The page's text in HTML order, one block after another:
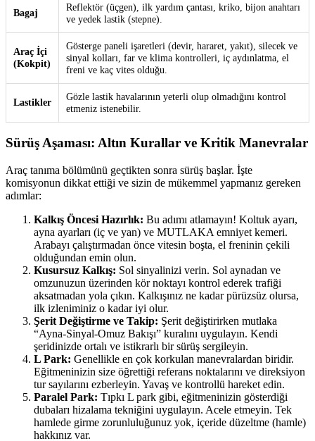
Bagaj
Reflektör (üçgen), ilk yardım çantası, kriko, bijon anahtarı
ve yedek lastik (stepne).
Araç İçi
(Kokpit)
Gösterge paneli işaretleri (devir, hararet, yakıt), silecek ve
sinyal kolları, far ve klima kontrolleri, iç aydınlatma, el
freni ve kaç vites olduğu.
Lastikler
Gözle lastik havalarının yeterli olup olmadığını kontrol
etmeniz istenebilir.
Sürüş Aşaması: Altın Kurallar ve Kritik Manevralar
Araç tanıma bölümünü geçtikten sonra sürüş başlar. İşte
komisyonun dikkat ettiği ve sizin de mükemmel yapmanız gereken
adımlar:
Kalkış Öncesi Hazırlık: Bu adımı atlamayın! Koltuk ayarı,
ayna ayarları (iç ve yan) ve MUTLAKA emniyet kemeri.
Arabayı çalıştırmadan önce vitesin boşta, el freninin çekili
olduğundan emin olun.
Kusursuz Kalkış: Sol sinyalinizi verin. Sol aynadan ve
omzunuzun üzerinden kör noktayı kontrol ederek trafiği
aksatmadan yola çıkın. Kalkışınız ne kadar pürüzsüz olursa,
ilk izleniminiz o kadar iyi olur.
Şerit Değiştirme ve Takip: Şerit değiştirirken mutlaka
“Ayna-Sinyal-Omuz Bakışı” kuralını uygulayın. Kendi
şeridinizde ortalı ve istikrarlı bir sürüş sergileyin.
L Park: Genellikle en çok korkulan manevralardan biridir.
Eğitmeninizin size öğrettiği referans noktalarını ve direksiyon
tur sayılarını ezberleyin. Yavaş ve kontrollü hareket edin.
Paralel Park: Tıpkı L park gibi, eğitmeninizin gösterdiği
dubaları hizalama tekniğini uygulayın. Acele etmeyin. Tek
hamlede girme zorunluluğunuz yok, içeride düzeltme (hamle)
hakkınız var.